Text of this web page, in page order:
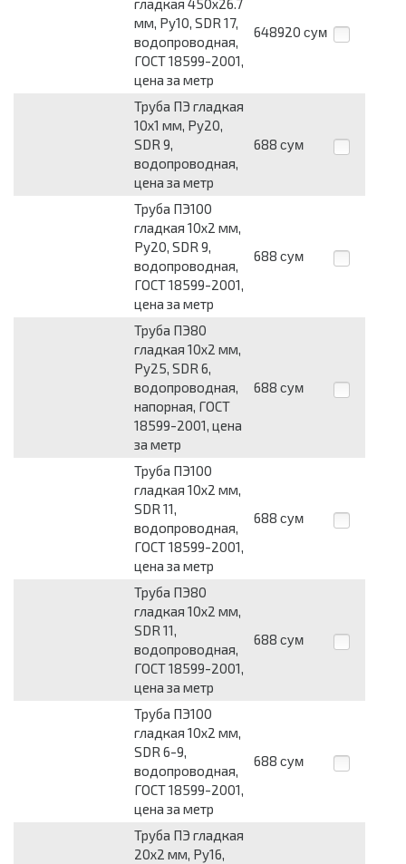
гладкая 450х26.7
мм, Ру10, SDR 17,
водопроводная,
ГОСТ 18599-2001,
цена за метр
648920 сум
Труба ПЭ гладкая
10х1 мм, Ру20,
SDR 9,
водопроводная,
цена за метр
688 сум
Труба ПЭ100
гладкая 10х2 мм,
Ру20, SDR 9,
водопроводная,
ГОСТ 18599-2001,
цена за метр
688 сум
Труба ПЭ80
гладкая 10х2 мм,
Ру25, SDR 6,
водопроводная,
напорная, ГОСТ
18599-2001, цена
за метр
688 сум
Труба ПЭ100
гладкая 10х2 мм,
SDR 11,
водопроводная,
ГОСТ 18599-2001,
цена за метр
688 сум
Труба ПЭ80
гладкая 10х2 мм,
SDR 11,
водопроводная,
ГОСТ 18599-2001,
цена за метр
688 сум
Труба ПЭ100
гладкая 10х2 мм,
SDR 6-9,
водопроводная,
ГОСТ 18599-2001,
цена за метр
688 сум
Труба ПЭ гладкая
20х2 мм, Ру16,